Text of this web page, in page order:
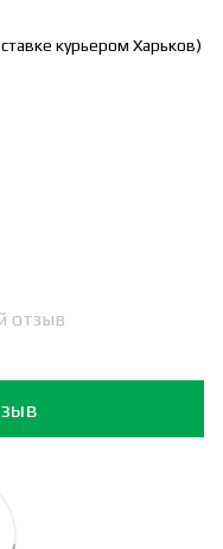
курьером Харьков)
отзыв